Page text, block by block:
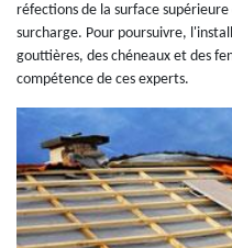
réfections de la surface
surcharge. Pour poursuivre,
gouttières, des chéneaux et des
compétence de ces experts.